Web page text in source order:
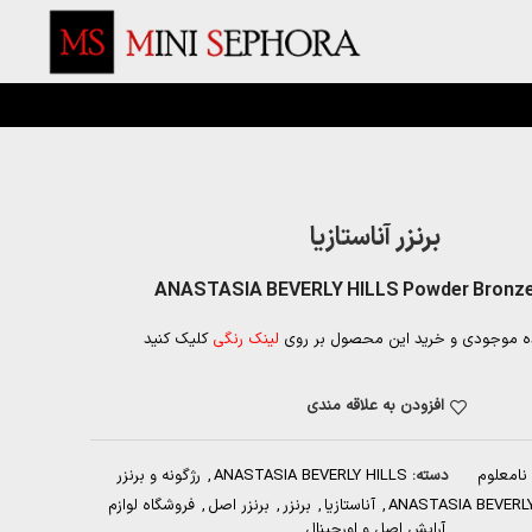
برنزر آناستازیا
ANASTASIA BEVERLY HILLS Powder
موجودی و خرید این محصول بر روی لینک رنگی کلیک کنید
افزودن به علاقه مندی
نامعلوم دسته: ANASTASIA BEVERLY HILLS
, رژگونه و برنزر
ANASTASIA
, آناستازیا , برنزر , برنزر اصل , فروشگاه لوازم